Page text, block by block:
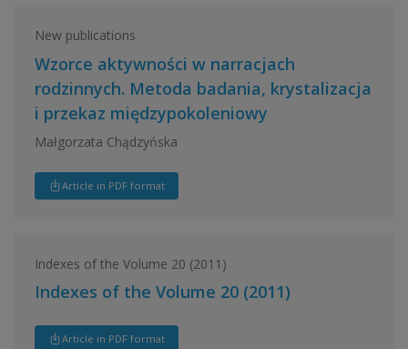
New publications
Wzorce aktywności w narracjach
rodzinnych. Metoda badania, krystalizacja
i przekaz międzypokoleniowy
Małgorzata Chądzyńska
Article in PDF format
Indexes of the Volume 20 (2011)
Indexes of the Volume 20 (2011)
Article in PDF format